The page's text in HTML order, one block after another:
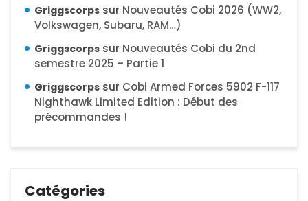
Griggscorps sur Nouveautés Cobi 2026 (WW2,
Volkswagen, Subaru, RAM…)
Griggscorps sur Nouveautés Cobi du 2nd
semestre 2025 – Partie 1
Griggscorps sur Cobi Armed Forces 5902 F-117
Nighthawk Limited Edition : Début des
précommandes !
Catégories